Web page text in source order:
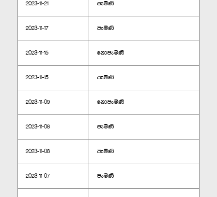
2023-11-21 පැමිණි
2023-11-17 පැමිණි
2023-11-15 නොපැමිණි
2023-11-15 පැමිණි
2023-11-09 නොපැමිණි
2023-11-08 පැමිණි
2023-11-08 පැමිණි
2023-11-07 පැමිණි